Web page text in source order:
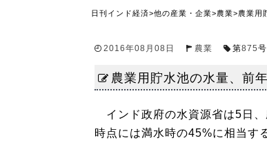
日刊インド経済>他の産業・企業>農業>農業用
2016年08月08日 農業 第875号
農業用貯水池の水量、前
インド政府の水資源省は5日、
時点には満水時の45%に相当す